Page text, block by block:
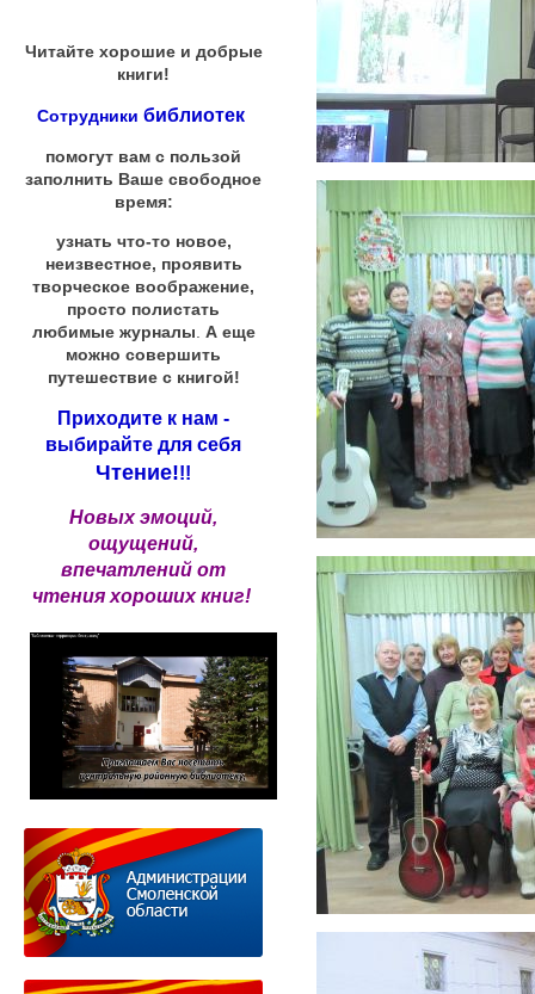
Читайте хорошие и добрые
книги!
Сотрудники библиотек
помогут вам с пользой
заполнить Ваше свободное
время:
узнать что-то новое,
неизвестное, проявить
творческое воображение,
просто полистать
любимые журналы А еще
можно совершить
путешествие с книгой!
Приходите к нам -
выбирайте для себя
Чтение!!!
Новых эмоций,
ощущений,
впечатлений от
чтения хороших книг!